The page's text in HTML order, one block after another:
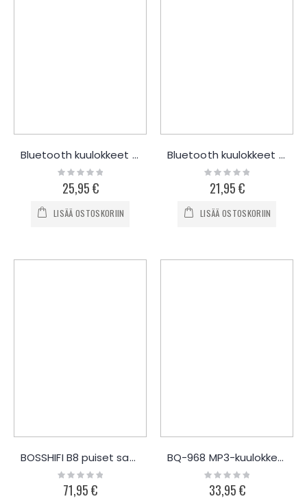
Bluetooth kuulokkeet HHand
Rating:
0%
25,95 €
LISÄÄ OSTOSKORIIN
Bluetooth kuulokkeet ISS
Rating:
0%
21,95 €
LISÄÄ OSTOSKORIIN
BOSSHIFI B8 puiset sankakuulokkeet
Rating:
0%
71,95 €
BQ-968 MP3-kuulokkeet
Rating:
0%
33,95 €